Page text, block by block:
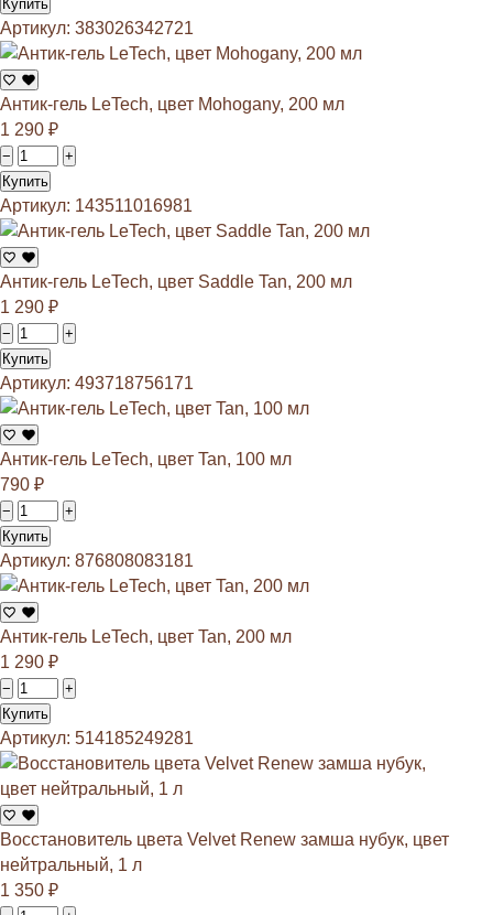
Купить
Артикул: 383026342721
Антик-гель LeTech, цвет Mohogany, 200 мл
1 290 ₽
−
+
Купить
Артикул: 143511016981
Антик-гель LeTech, цвет Saddle Tan, 200 мл
1 290 ₽
−
+
Купить
Артикул: 493718756171
Антик-гель LeTech, цвет Tan, 100 мл
790 ₽
−
+
Купить
Артикул: 876808083181
Антик-гель LeTech, цвет Tan, 200 мл
1 290 ₽
−
+
Купить
Артикул: 514185249281
Восстановитель цвета Velvet Renew замша нубук, цвет
нейтральный, 1 л
1 350 ₽